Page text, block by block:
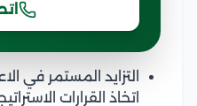
التزايد المستمر في
اتخاذ القرارات